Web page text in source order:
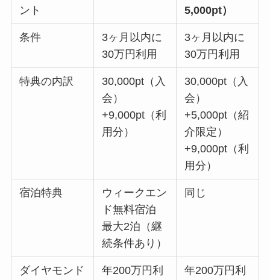
ント
5,000pt）
条件
3ヶ月以内に
30万円利用
3ヶ月以内に
30万円利用
特典の内訳
30,000pt（入
会）
+9,000pt（利
用分）
30,000pt（入
会）
+5,000pt（紹
介限定）
+9,000pt（利
用分）
宿泊特典
ウィークエン
ド無料宿泊
最大2泊（継
続条件あり）
同じ
ダイヤモンド
年200万円利
年200万円利